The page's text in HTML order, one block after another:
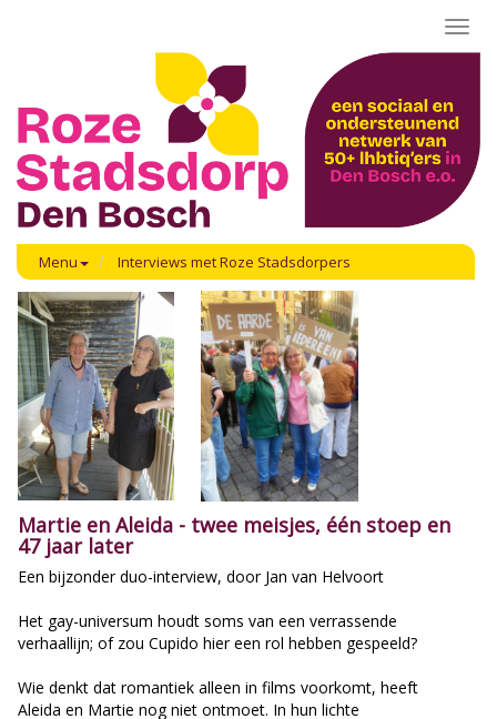
Menu Interviews met Roze Stadsdorpers
Martie en Aleida - twee meisjes, één stoep en
47 jaar later
Een bijzonder duo-interview, door Jan van Helvoort
Het gay-universum houdt soms van een verrassende
verhaallijn; of zou Cupido hier een rol hebben gespeeld?
Wie denkt dat romantiek alleen in films voorkomt, heeft
Aleida en Martie nog niet ontmoet. In hun lichte